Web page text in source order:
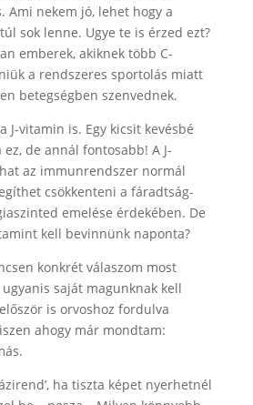
Ami nekem jó, lehet hogy a
sok lenne. Ugye te is érzed ezt?
emberek, akiknek több C-
a rendszeres sportolás miatt
betegségben szenvednek.
J-vitamin is. Egy kicsit kevésbé
de annál fontosabb! A J-
az immunrendszer normál
csökkenteni a fáradtság-
emelése érdekében. De
kell bevinnünk naponta?
konkrét válaszom most
saját magunknak kell
is orvoshoz fordulva
ahogy már mondtam:
ha tiszta képet nyerhetnél